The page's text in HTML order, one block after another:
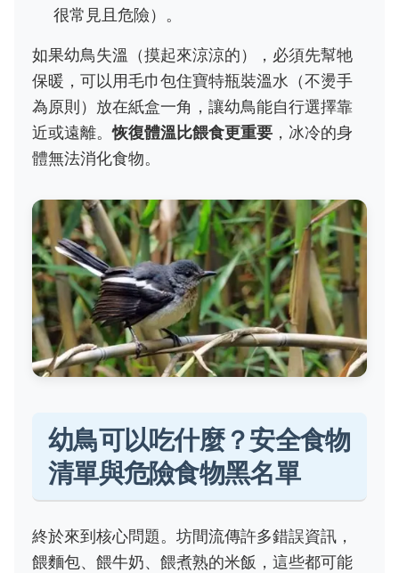
很常見且危險）。
如果幼鳥失溫（摸起來涼涼的），必須先幫牠
保暖，可以用毛巾包住寶特瓶裝溫水（不燙手
為原則）放在紙盒一角，讓幼鳥能自行選擇靠
近或遠離。恢復體溫比餵食更重要 ，冰冷的身
體無法消化食物。
幼鳥可以吃什麼？安全食物
清單與危險食物黑名單
終於來到核心問題。坊間流傳許多錯誤資訊，
餵麵包、餵牛奶、餵煮熟的米飯，這些都可能